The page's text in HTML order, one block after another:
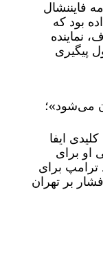
فایننشال
بود که
نماینده
پیگیری
می‌شود»؛
ایفا
او برای
ترامپ برای
بر تهران